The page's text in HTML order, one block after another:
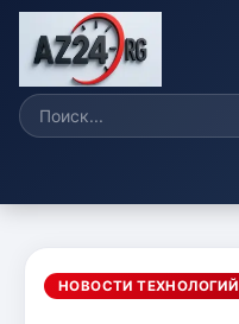
НОВОСТИ ТЕХНОЛОГИЙ